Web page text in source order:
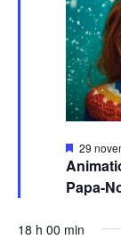
Papa-
Mis
en
avant
29
18 h 00 min